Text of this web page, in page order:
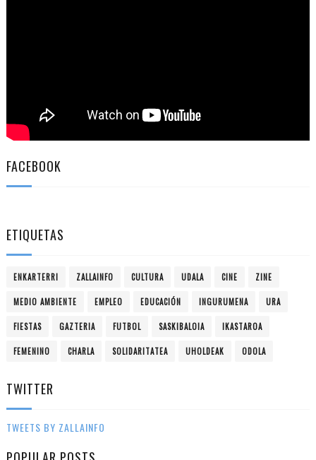
FACEBOOK
ETIQUETAS
ENKARTERRI ZALLAINFO CULTURA UDALA CINE ZINE
MEDIO AMBIENTE EMPLEO EDUCACIÓN INGURUMENA URA
FIESTAS GAZTERIA FUTBOL SASKIBALOIA IKASTAROA
FEMENINO CHARLA SOLIDARITATEA UHOLDEAK ODOLA
TWITTER
TWEETS BY ZALLAINFO